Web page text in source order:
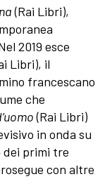
(Rai Libri),
2019 esce
Libri), il
francescano
che
(Rai Libri)
in onda su
dei primi tre
con altre